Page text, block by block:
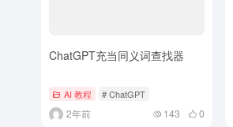
ChatGPT充当同义词查找器
AI 教程 # ChatGPT
2年前 143 0